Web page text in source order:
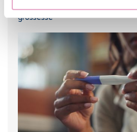
Pertes brunes : causes, lien avec
grossesse